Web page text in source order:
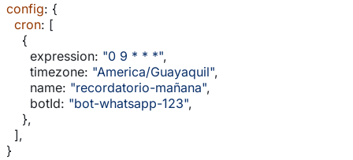
config: {
  cron
: [
    {
      expression:
"0 9 * * *",
      timezone:
"America/Guayaquil",
      name:
"recordatorio-mañana",
      botId:
"bot-whatsapp-123",
    },
  ],
}